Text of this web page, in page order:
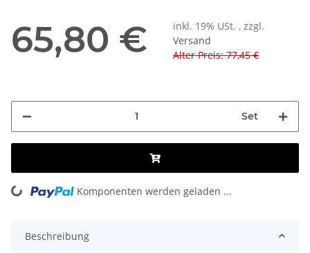
65,80 €
inkl. 19% USt. , zzgl.
Versand
Alter Preis: 77,45 €
Set
Loading... Komponenten werden geladen ...
Beschreibung